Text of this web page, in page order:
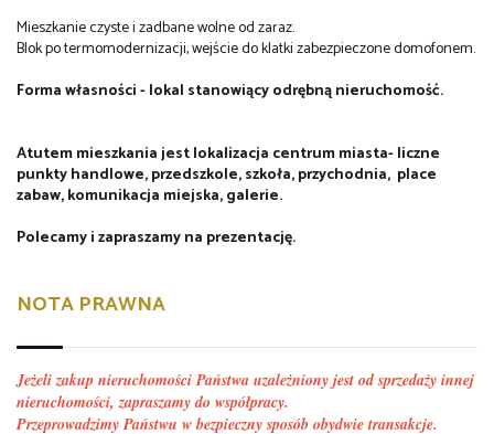
Mieszkanie czyste i zadbane wolne od zaraz.
Blok po termomodernizacji, wejście do klatki zabezpieczone domofonem.
Forma własności - lokal stanowiący odrębną nieruchomość.
Atutem mieszkania jest lokalizacja centrum miasta- liczne
punkty handlowe, przedszkole, szkoła, przychodnia, place
zabaw, komunikacja miejska, galerie.
Polecamy i zapraszamy na prezentację.
NOTA PRAWNA
Jeżeli zakup nieruchomości Państwa uzależniony jest od sprzedaży innej
nieruchomości, zapraszamy do współpracy.
Przeprowadzimy Państwu w bezpieczny sposób obydwie transakcje.